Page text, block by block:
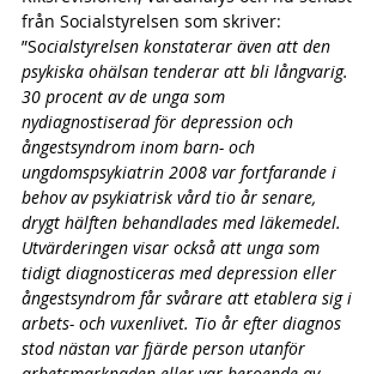
från Socialstyrelsen som skriver:
”Socialstyrelsen konstaterar även att den
psykiska ohälsan tenderar att bli långvarig.
30 procent av de unga som
nydiagnostiserad för depression och
ångestsyndrom inom barn- och
ungdomspsykiatrin 2008 var fortfarande i
behov av psykiatrisk vård tio år senare,
drygt hälften behandlades med läkemedel.
Utvärderingen visar också att unga som
tidigt diagnosticeras med depression eller
ångestsyndrom får svårare att etablera sig i
arbets- och vuxenlivet. Tio år efter diagnos
stod nästan var fjärde person utanför